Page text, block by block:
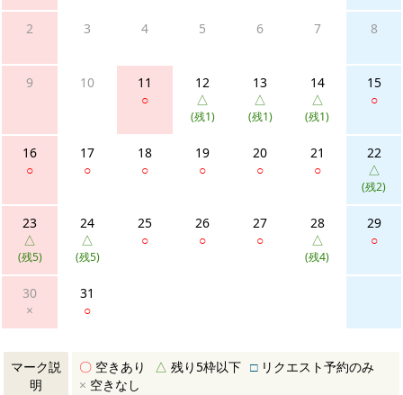
2 3 4 5 6 7 8
9 10
11
○
12
△
(残1)
13
△
(残1)
14
△
(残1)
15
○
16
○
17
○
18
○
19
○
20
○
21
○
22
△
(残2)
23
△
(残5)
24
△
(残5)
25
○
26
○
27
○
28
△
(残4)
29
○
30
×
31
○
マーク説
明
〇 空きあり △ 残り5枠以下 □リクエスト予約のみ
× 空きなし